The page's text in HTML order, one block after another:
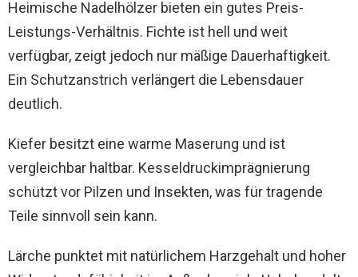
Heimische Nadelhölzer bieten ein gutes Preis-
Leistungs-Verhältnis. Fichte ist hell und weit
verfügbar, zeigt jedoch nur mäßige Dauerhaftigkeit.
Ein Schutzanstrich verlängert die Lebensdauer
deutlich.
Kiefer besitzt eine warme Maserung und ist
vergleichbar haltbar. Kesseldruckimprägnierung
schützt vor Pilzen und Insekten, was für tragende
Teile sinnvoll sein kann.
Lärche punktet mit natürlichem Harzgehalt und hoher